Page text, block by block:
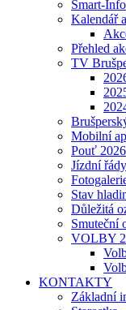
Smart-Info
Kalendář
Přehled
TV
Mobilní
Pouť 2026
Jízdní
Stav
Důležitá
Smuteční
VOLBY
KONTAKTY
Základní